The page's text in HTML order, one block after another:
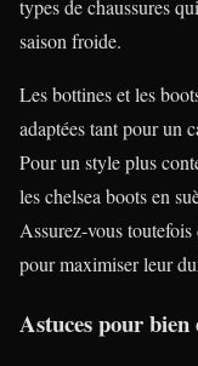
types de chaussures
saison froide.
Les bottines et les
adaptées tant pour un
Pour un style plus
les chelsea boots en
Assurez-vous
pour maximiser leur
Astuces pour bien